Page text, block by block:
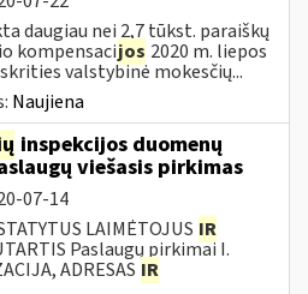
daugiau nei 2,7 tūkst. paraiškų
kompensacijos 2020 m. liepos
valstybinė mokesčių...
Naujiena
inspekcijos duomenų
viešasis pirkimas
07-14
LAIMĖTOJUS IR
Paslaugų pirkimai I.
ADRESAS IR